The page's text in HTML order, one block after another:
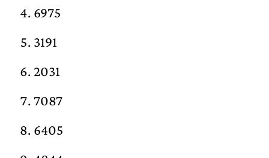
6975
3191
2031
7087
6405